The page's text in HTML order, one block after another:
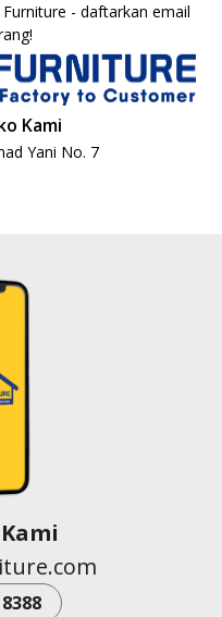
- daftarkan email
Kami
Yani No. 7